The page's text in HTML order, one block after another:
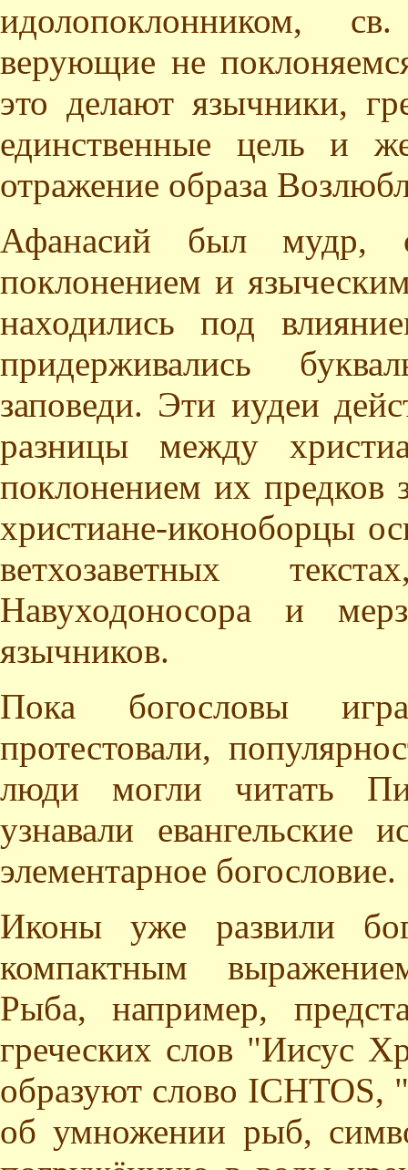
идолопоклонником,
верующие не
это делают язычники,
единственные цель и
отражение образа
Афанасий был мудр,
поклонением и
находились под
придерживались
заповеди. Эти иудеи
разницы между
поклонением их предков
христиане-иконоборцы
ветхозаветных
Навуходоносора и
язычников.
Пока богословы
протестовали,
люди могли читать
узнавали
элементарное богословие.
Иконы уже развили
компактным
Рыба, например,
греческих слов "Иисус
образуют слово ICHTOS,
об умножении рыб,